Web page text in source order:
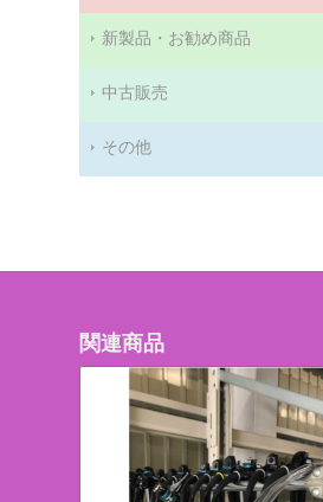
新製品・お勧め商品
中古販売
その他
関連商品